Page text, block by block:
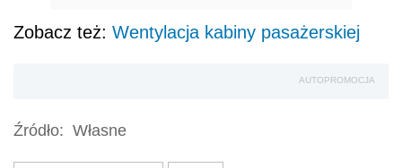
Zobacz też: Wentylacja kabiny pasażerskiej
AUTOPROMOCJA
Źródło: Własne